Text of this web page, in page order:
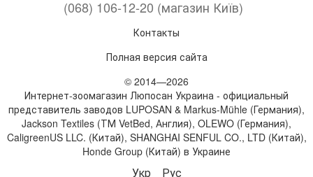
(068) 106-12-20 (магазин Київ)
Контакты
Полная версия сайта
© 2014—2026
Интернет-зоомагазин Люпосан Украина - официальный
представитель заводов LUPOSAN & Markus-Mühle (Германия),
Jackson Textiles (ТМ VetBed, Англия), OLEWO (Германия),
CaligreenUS LLC. (Китай), SHANGHAI SENFUL CO., LTD (Китай),
Honde Group (Китай) в Украине
Укр Рус